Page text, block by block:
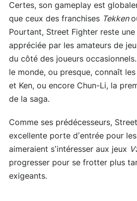
Certes, son gameplay est
que ceux des franchises Tekken
Pourtant, Street Fighter reste
appréciée par les amateurs de
du côté des joueurs
le monde, ou presque, connaît les
et Ken, ou encore Chun-Li, la
de la saga.
Comme ses prédécesseurs,
excellente porte d’entrée pour
aimeraient s’intéresser aux jeux
progresser pour se frotter plus
exigeants.